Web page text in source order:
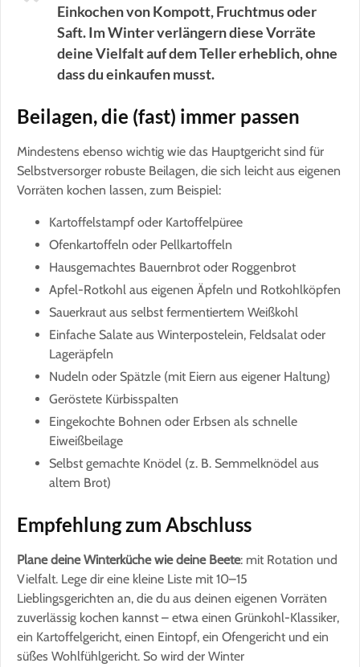
Einkochen von Kompott, Fruchtmus oder
Saft. Im Winter verlängern diese Vorräte
deine Vielfalt auf dem Teller erheblich, ohne
dass du einkaufen musst.
Beilagen, die (fast) immer passen
Mindestens ebenso wichtig wie das Hauptgericht sind für
Selbstversorger robuste Beilagen, die sich leicht aus eigenen
Vorräten kochen lassen, zum Beispiel:
Kartoffelstampf oder Kartoffelpüree
Ofenkartoffeln oder Pellkartoffeln
Hausgemachtes Bauernbrot oder Roggenbrot
Apfel-Rotkohl aus eigenen Äpfeln und Rotkohlköpfen
Sauerkraut aus selbst fermentiertem Weißkohl
Einfache Salate aus Winterpostelein, Feldsalat oder
Lageräpfeln
Nudeln oder Spätzle (mit Eiern aus eigener Haltung)
Geröstete Kürbisspalten
Eingekochte Bohnen oder Erbsen als schnelle
Eiweißbeilage
Selbst gemachte Knödel (z. B. Semmelknödel aus
altem Brot)
Empfehlung zum Abschluss
Plane deine Winterküche wie deine Beete: mit Rotation und
Vielfalt. Lege dir eine kleine Liste mit 10–15
Lieblingsgerichten an, die du aus deinen eigenen Vorräten
zuverlässig kochen kannst – etwa einen Grünkohl-Klassiker,
ein Kartoffelgericht, einen Eintopf, ein Ofengericht und ein
süßes Wohlfühlgericht. So wird der Winter